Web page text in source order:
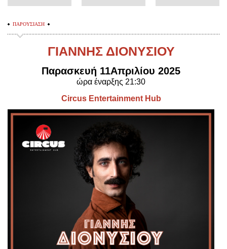
Σύνδεση/Εγγραφή
Αναζήτηση παραγγελίας
Προσωπικά Δεδομένα
Είσοδος διαχειριστή
ΠΑΡΟΥΣΙΑΣΗ
ΓΙΑΝΝΗΣ ΔΙΟΝΥΣΙΟΥ
Παρασκευή 11Απριλίου 2025
ώρα έναρξης 21:30
Circus Entertainment Hub